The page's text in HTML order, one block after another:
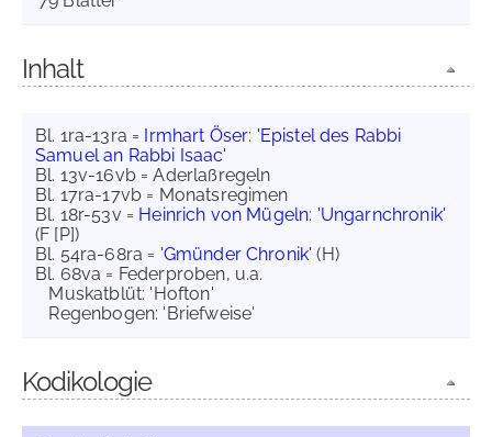
Inhalt
Bl. 1ra-13ra = Irmhart Öser: 'Epistel des Rabbi
Samuel an Rabbi Isaac'
Bl. 13v-16vb = Aderlaßregeln
Bl. 17ra-17vb = Monatsregimen
Bl. 18r-53v = Heinrich von Mügeln: 'Ungarnchronik'
(F [P])
Bl. 54ra-68ra = 'Gmünder Chronik' (H)
Bl. 68va = Federproben, u.a.
Muskatblüt: 'Hofton'
Regenbogen: 'Briefweise'
Kodikologie